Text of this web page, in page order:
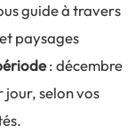
guide à travers
paysages
: décembre
selon vos